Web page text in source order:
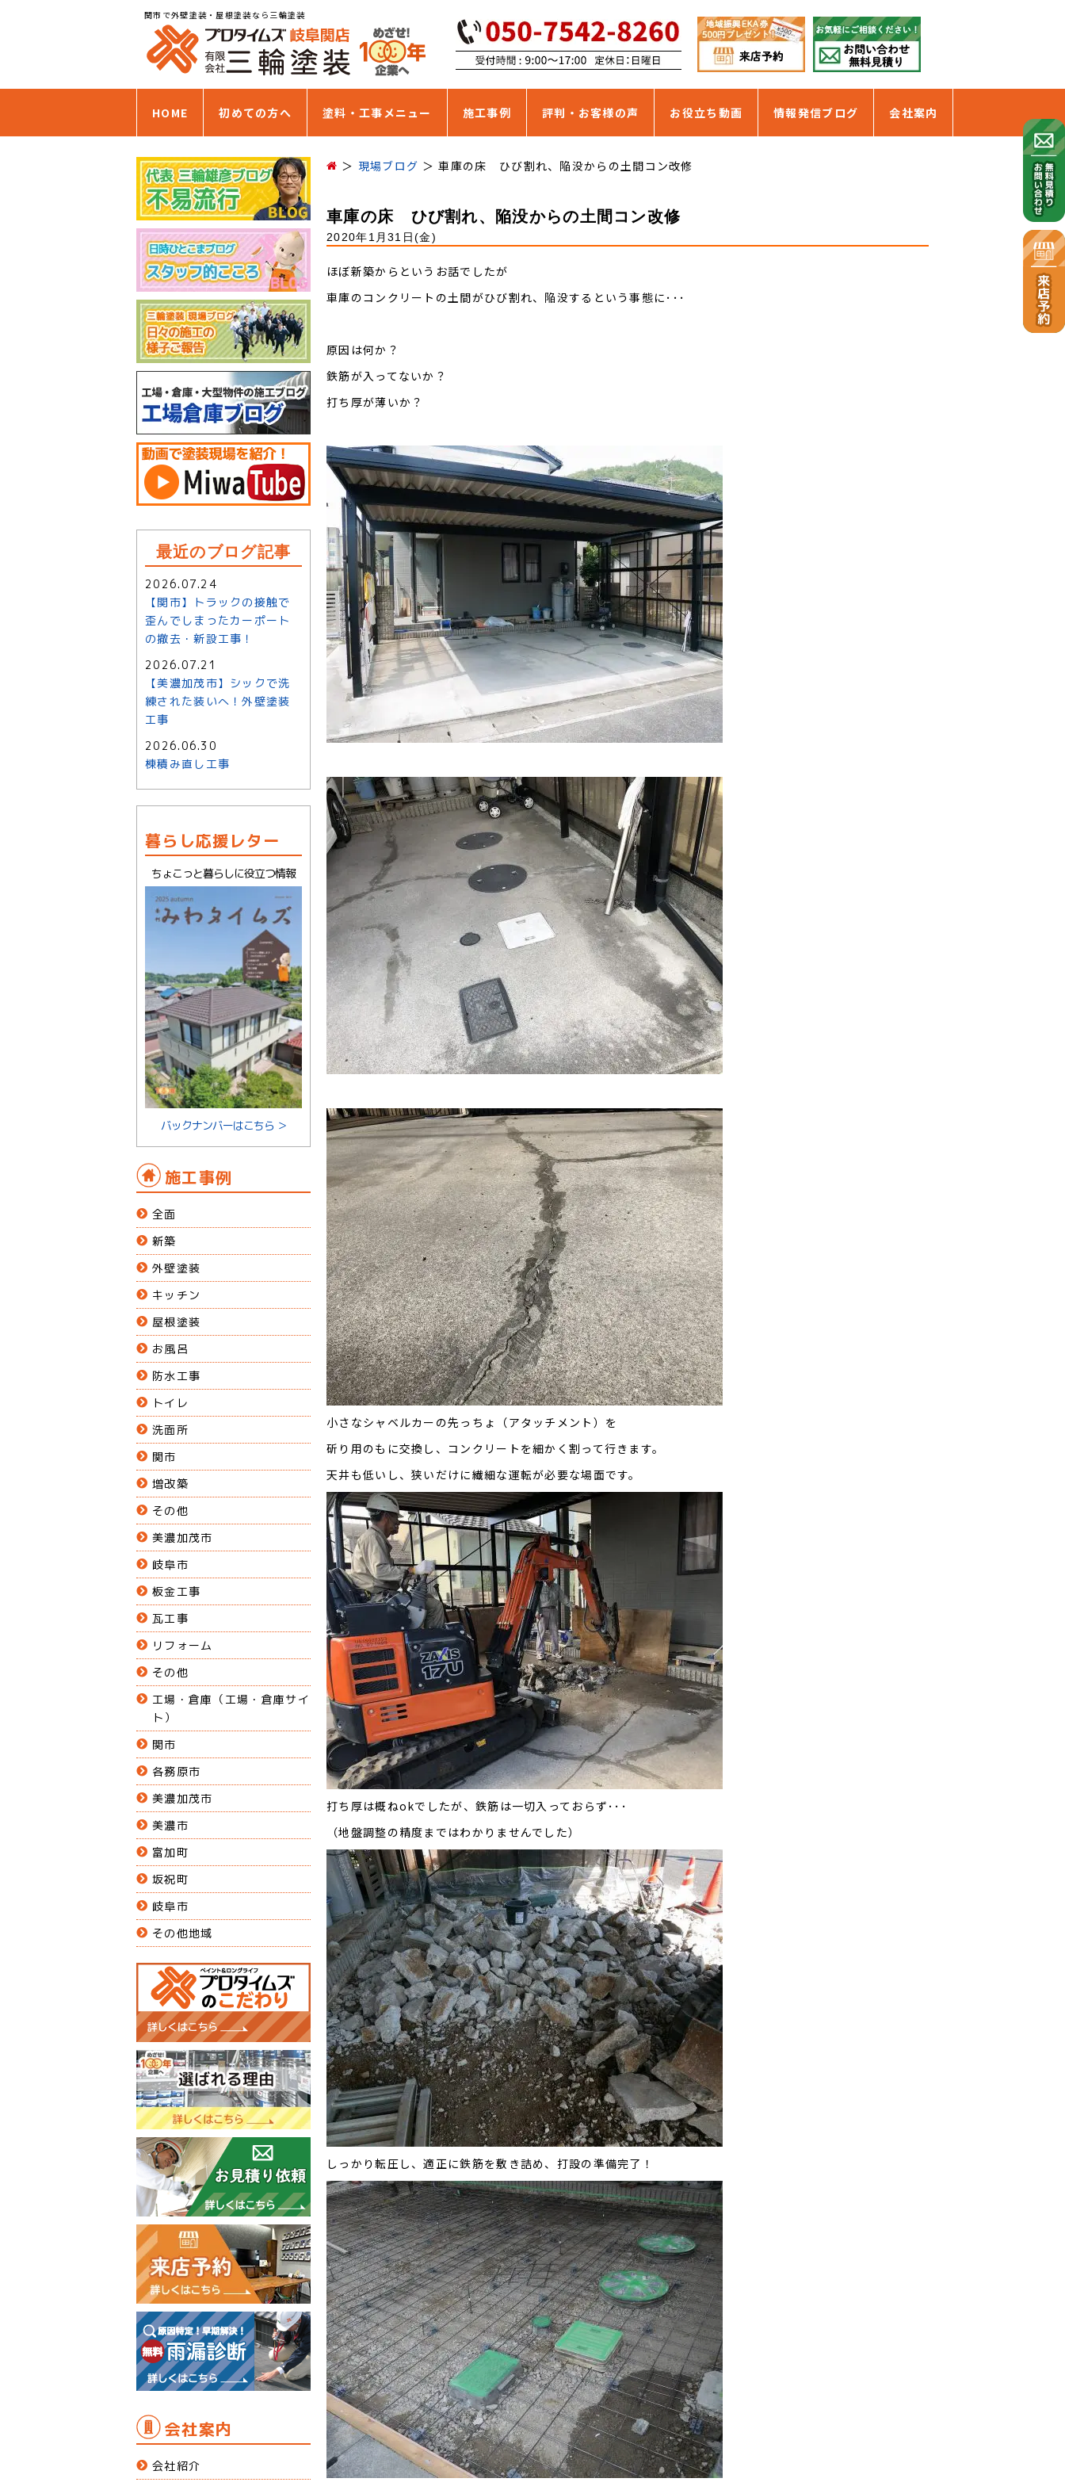
関市で外壁塗装・屋根塗装なら三輪塗装
HOME 初めての方へ 塗料・工事メニュー 施工事例 評判・お客様の声 お役立ち動画 情報発信ブログ 会社案内
現場ブログ 車庫の床 ひび割れ、陥没からの土間コン改修
車庫の床 ひび割れ、陥没からの土間コン改修
2020年1月31日(金)
ほぼ新築からというお話でしたが
車庫のコンクリートの土間がひび割れ、陥没するという事態に･･･
原因は何か？
鉄筋が入ってないか？
打ち厚が薄いか？
小さなシャベルカーの先っちょ（アタッチメント）を
斫り用のもに交換し、コンクリートを細かく割って行きます。
天井も低いし、狭いだけに繊細な運転が必要な場面です。
打ち厚は概ねokでしたが、鉄筋は一切入っておらず･･･
（地盤調整の精度まではわかりませんでした）
しっかり転圧し、適正に鉄筋を敷き詰め、打設の準備完了！
最近のブログ記事
2026.07.24
【関市】トラックの接触で
歪んでしまったカーポート
の撤去・新設工事！
2026.07.21
【美濃加茂市】シックで洗
練された装いへ！外壁塗装
工事
2026.06.30
棟積み直し工事
暮らし応援レター
ちょこっと暮らしに役立つ情報
バックナンバーはこちら ＞
施工事例
全面
新築
外壁塗装
キッチン
屋根塗装
お風呂
防水工事
トイレ
洗面所
関市
増改築
その他
美濃加茂市
岐阜市
板金工事
瓦工事
リフォーム
その他
工場・倉庫（工場・倉庫サイ
ト）
関市
各務原市
美濃加茂市
美濃市
富加町
坂祝町
岐阜市
その他地域
会社案内
会社紹介